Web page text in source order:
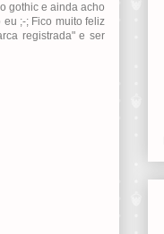
gothic e ainda acho
;-; Fico muito feliz
registrada" e ser